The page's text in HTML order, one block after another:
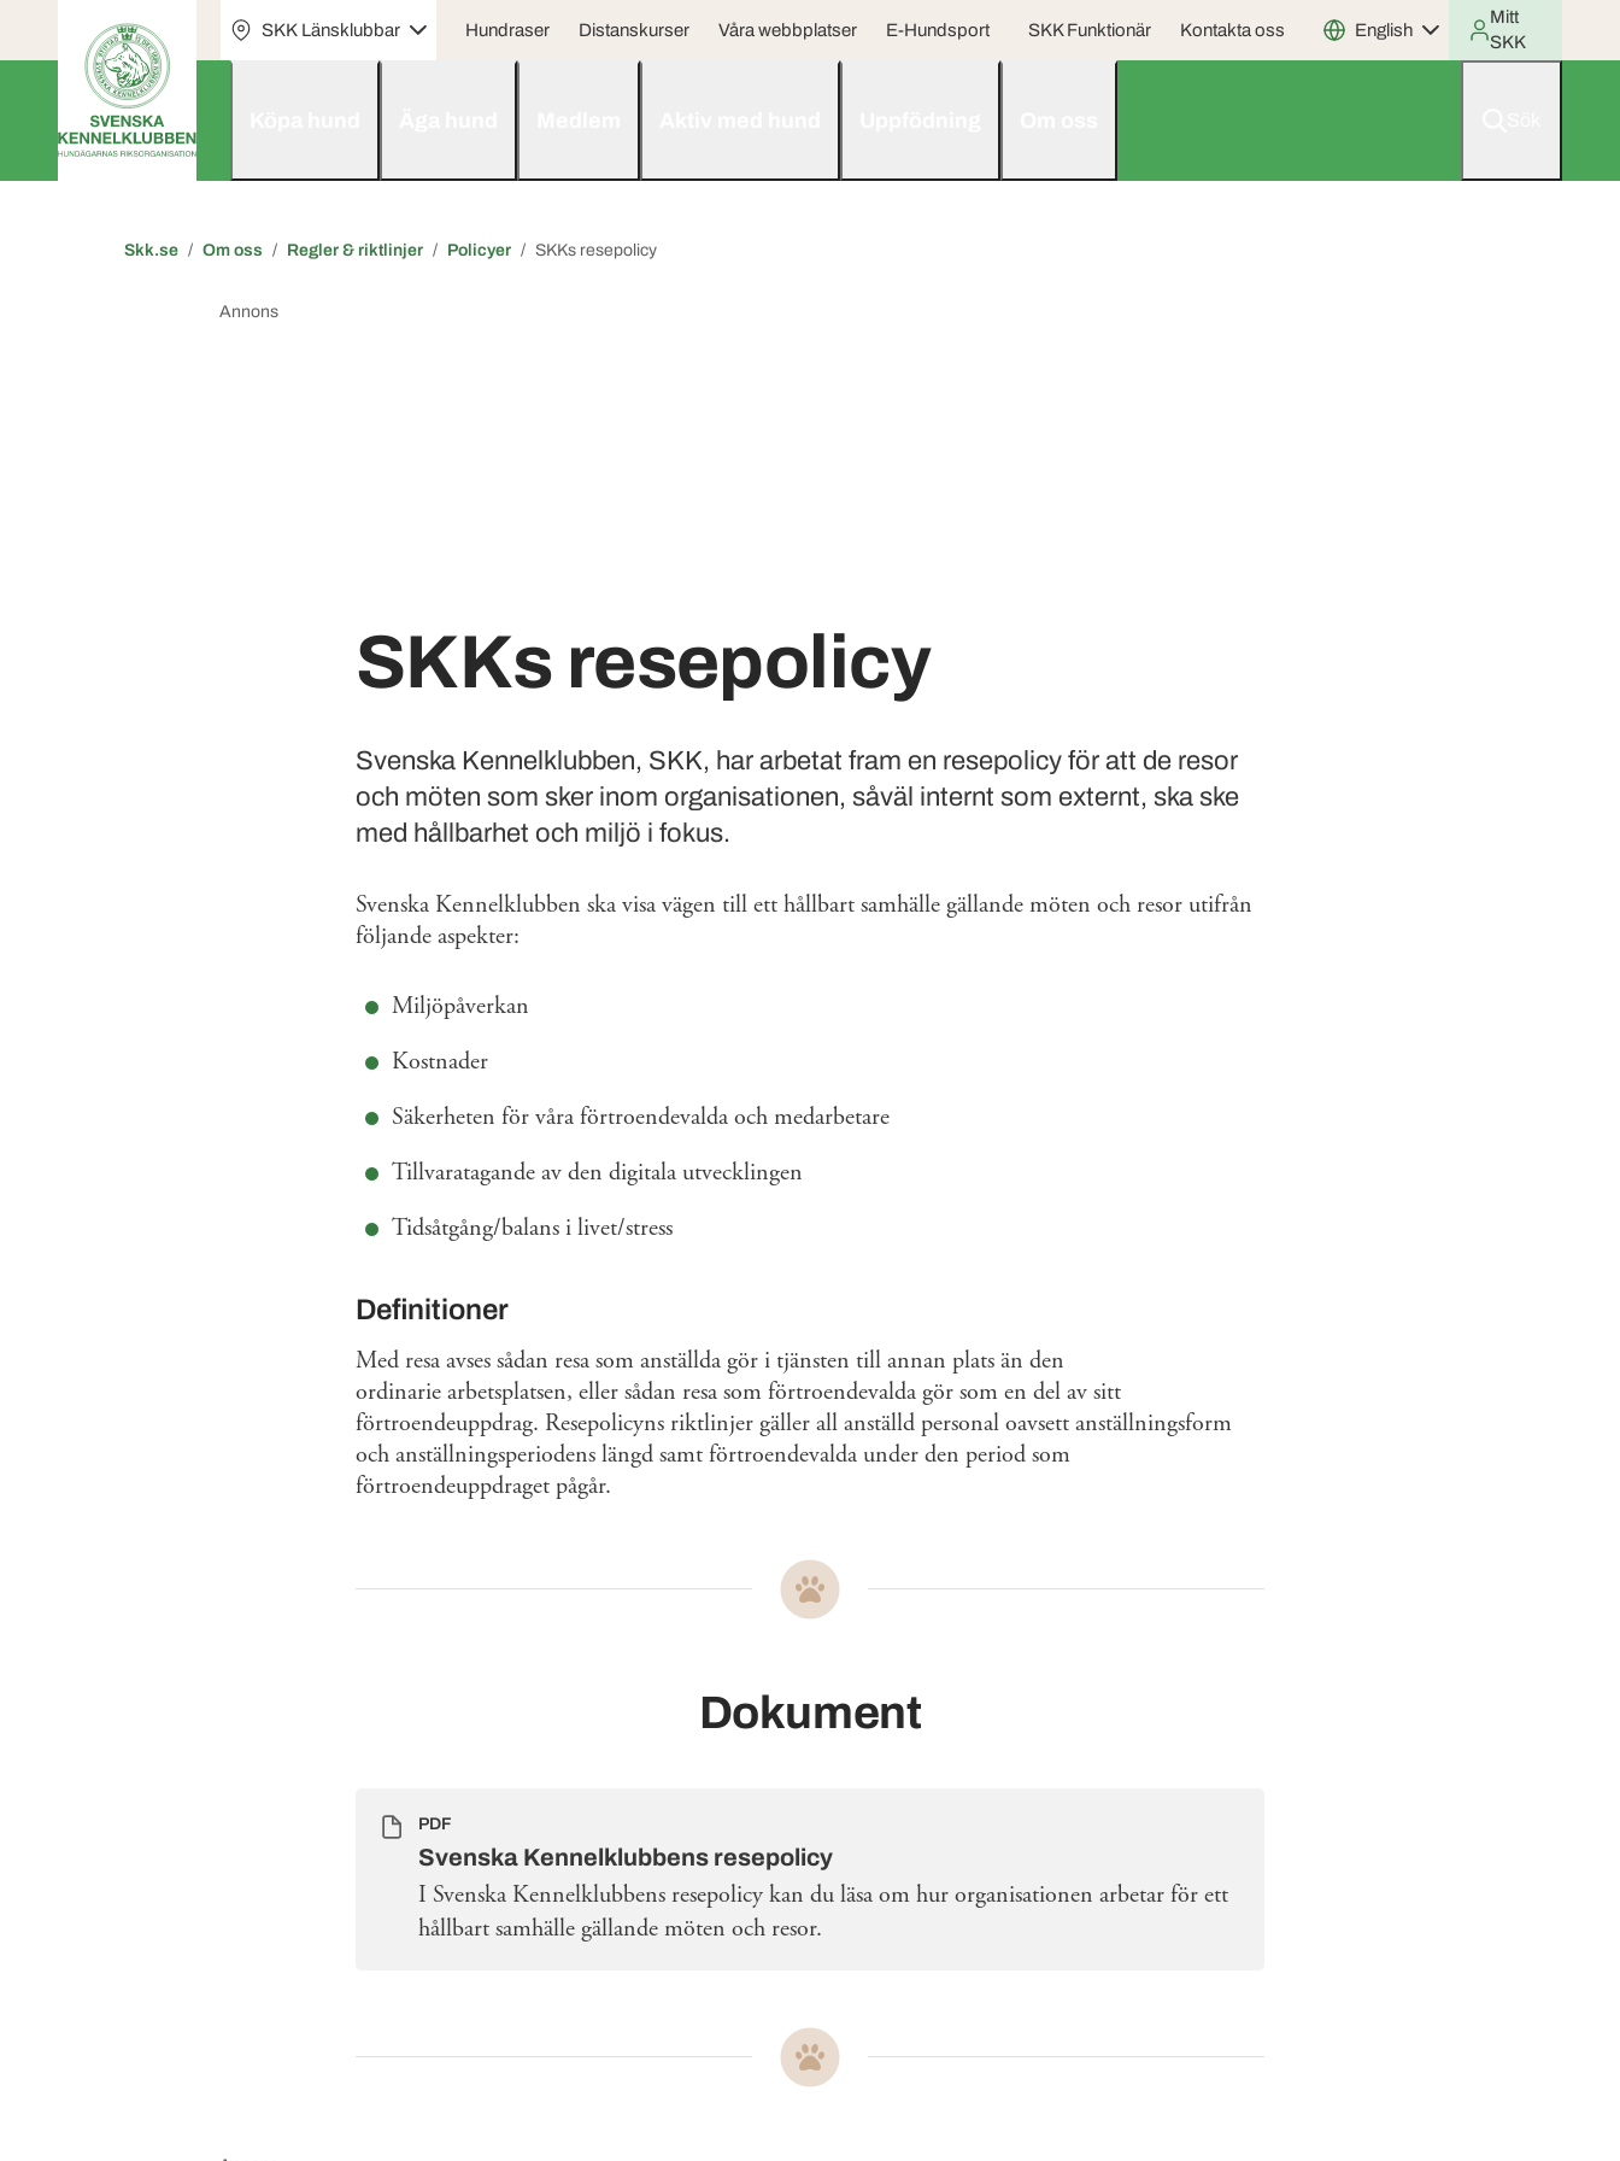
SKK Länsklubbar Hundraser Distanskurser Våra webbplatser E-Hundsport SKK Funktionär Kontakta oss English
Mitt
SKK
Skk.se Om oss Regler & riktlinjer Policyer SKKs resepolicy
Annons
SKKs resepolicy
Svenska Kennelklubben, SKK, har arbetat fram en resepolicy för att de resor
och möten som sker inom organisationen, såväl internt som externt, ska ske
med hållbarhet och miljö i fokus.
Svenska Kennelklubben ska visa vägen till ett hållbart samhälle gällande möten och resor utifrån
följande aspekter:
Miljöpåverkan
Kostnader
Säkerheten för våra förtroendevalda och medarbetare
Tillvaratagande av den digitala utvecklingen
Tidsåtgång/balans i livet/stress
Definitioner
Med resa avses sådan resa som anställda gör i tjänsten till annan plats än den
ordinarie arbetsplatsen, eller sådan resa som förtroendevalda gör som en del av sitt
förtroendeuppdrag. Resepolicyns riktlinjer gäller all anställd personal oavsett anställningsform
och anställningsperiodens längd samt förtroendevalda under den period som
förtroendeuppdraget pågår.
Dokument
PDF
Svenska Kennelklubbens resepolicy
I Svenska Kennelklubbens resepolicy kan du läsa om hur organisationen arbetar för ett
hållbart samhälle gällande möten och resor.